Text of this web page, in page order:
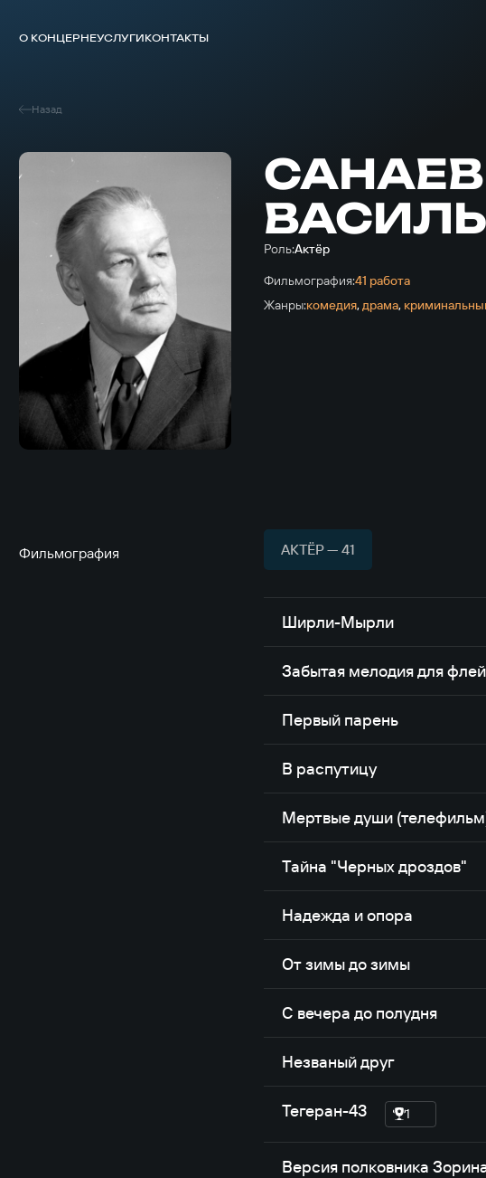
О КОНЦЕРНЕУСЛУГИКОНТАКТЫ
Назад
Роль:Актёр
Фильмография:41 работа
Жанры:комедия,драма,
Фильмография АКТЁР — 41
Ширли-Мырли
Забытая мелодия для
Первый парень
В распутицу
Мертвые души
Тайна "Черных дроздов"
Надежда и опора
От зимы до зимы
С вечера до полудня
Незваный друг
Тегеран-43 1
Версия полковника